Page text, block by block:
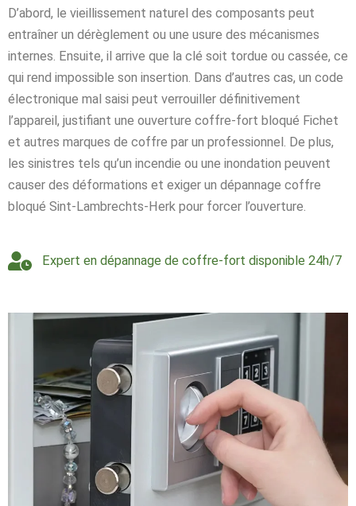
D’abord, le vieillissement naturel des composants peut
entraîner un dérèglement ou une usure des mécanismes
internes. Ensuite, il arrive que la clé soit tordue ou cassée, ce
qui rend impossible son insertion. Dans d’autres cas, un code
électronique mal saisi peut verrouiller définitivement
l’appareil, justifiant une ouverture coffre-fort bloqué Fichet
et autres marques de coffre par un professionnel. De plus,
les sinistres tels qu’un incendie ou une inondation peuvent
causer des déformations et exiger un dépannage coffre
bloqué Sint-Lambrechts-Herk pour forcer l’ouverture.
Expert en dépannage de coffre-fort disponible 24h/7